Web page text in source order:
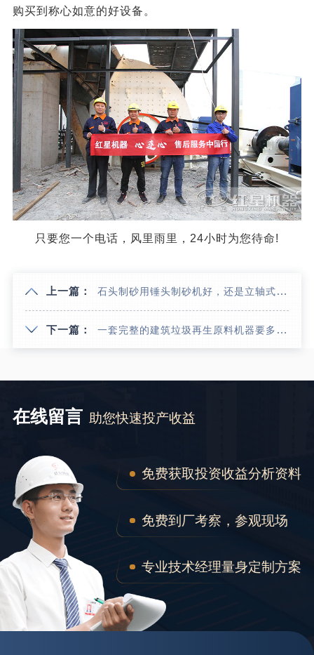
购买到称心如意的好设备。
只要您一个电话，风里雨里，24小时为您待命!
上一篇： 石头制砂用锤头制砂机好，还是立轴式的好？
下一篇： 一套完整的建筑垃圾再生原料机器要多少钱？建筑垃圾制成沙子能用吗？
在线留言 助您快速投产收益
免费获取投资收益分析资料
免费到厂考察，参观现场
专业技术经理量身定制方案